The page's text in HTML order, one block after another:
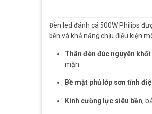
Đèn led đánh cá 500W Philips
bền và khả năng chịu điều kiện
Thân đèn đúc nguyên
mặn.
Bề mặt phủ lớp sơn tĩnh
Kính cường lực siêu bền,